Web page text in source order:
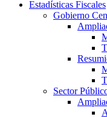
Estadísticas Fiscales
Gobierno
Sector